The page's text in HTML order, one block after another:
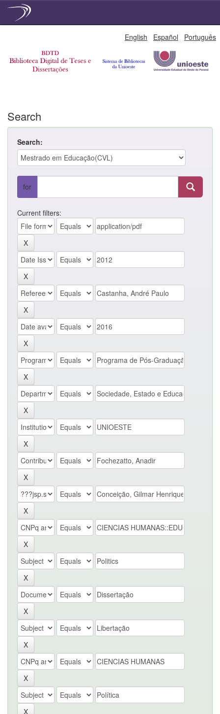
English Español Português
Search
Search:
for
Current filters: